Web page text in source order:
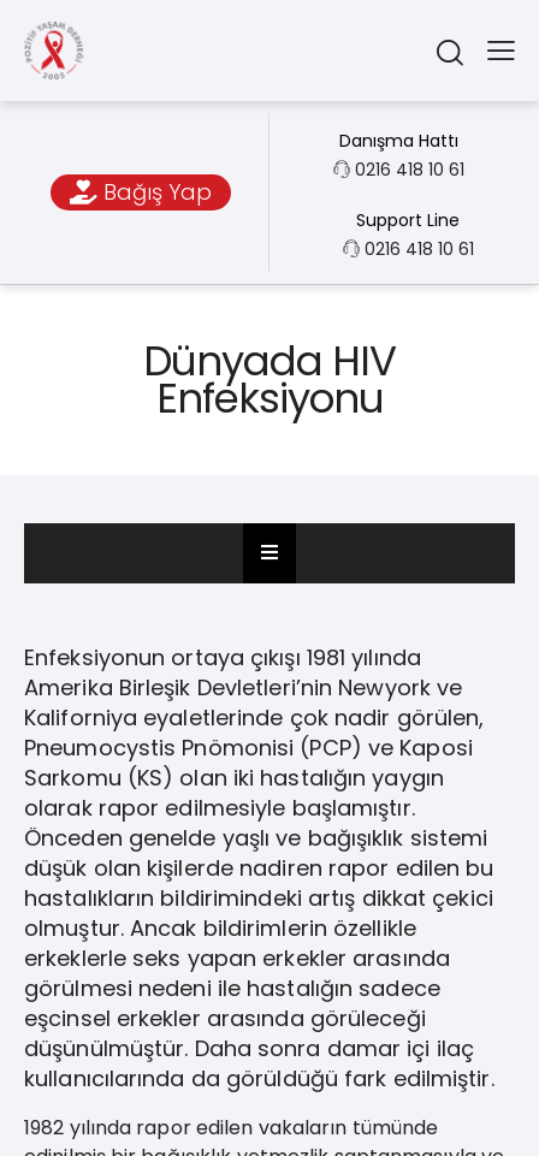
Bağış Yap
Danışma Hattı
0216 418 10 61
Support Line
0216 418 10 61
Dünyada HIV
Enfeksiyonu
Enfeksiyonun ortaya çıkışı 1981 yılında
Amerika Birleşik Devletleri’nin Newyork ve
Kaliforniya eyaletlerinde çok nadir görülen,
Pneumocystis Pnömonisi (PCP) ve Kaposi
Sarkomu (KS) olan iki hastalığın yaygın
olarak rapor edilmesiyle başlamıştır.
Önceden genelde yaşlı ve bağışıklık sistemi
düşük olan kişilerde nadiren rapor edilen bu
hastalıkların bildirimindeki artış dikkat çekici
olmuştur. Ancak bildirimlerin özellikle
erkeklerle seks yapan erkekler arasında
görülmesi nedeni ile hastalığın sadece
eşcinsel erkekler arasında görüleceği
düşünülmüştür. Daha sonra damar içi ilaç
kullanıcılarında da görüldüğü fark edilmiştir.
1982 yılında rapor edilen vakaların tümünde